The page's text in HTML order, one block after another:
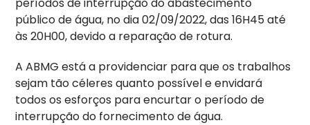
público de água, no dia 02/09/2022, das 16H45 até
às 20H00, devido a reparação de rotura.
AABMG está a providenciar para que os trabalhos
sejam tão céleres quanto possível e envidará
todos os esforços para encurtar o período de
interrupção do fornecimento de água.